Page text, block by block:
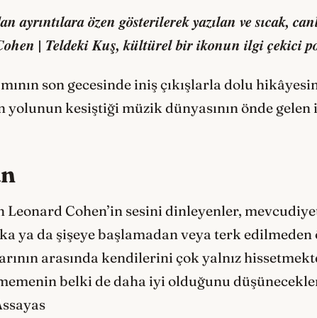
ayrıntılara özen gösterilerek yazılan ve sıcak,
| Teldeki Kuş, kültürel bir ikonun ilgi çekici
son gecesinde iniş çıkışlarla dolu
yolunun kesiştiği müzik dünyasının önde
Leonard Cohen’in sesini dinleyenler,
ya da şişeye başlamadan veya terk
arasında kendilerini çok yalnız
belki de daha iyi olduğunu